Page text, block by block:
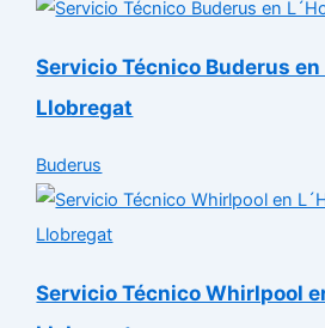
Servicio Técnico Buderus
Llobregat
Buderus
Servicio Técnico Whirlpool